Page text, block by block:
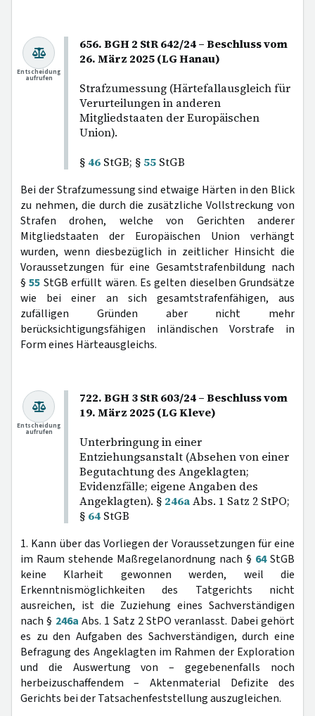
656. BGH 2 StR 642/24 – Beschluss vom
26. März 2025 (LG Hanau)
Strafzumessung (Härtefallausgleich für
Verurteilungen in anderen
Mitgliedstaaten der Europäischen
Union).
§ 46 StGB; § 55 StGB
Entscheidung
aufrufen
Bei der Strafzumessung sind etwaige Härten in den Blick
zu nehmen, die durch die zusätzliche Vollstreckung von
Strafen drohen, welche von Gerichten anderer
Mitgliedstaaten der Europäischen Union verhängt
wurden, wenn diesbezüglich in zeitlicher Hinsicht die
Voraussetzungen für eine Gesamtstrafenbildung nach
§55 StGB erfüllt wären. Es gelten dieselben Grundsätze
wie bei einer an sich gesamtstrafenfähigen, aus
zufälligen Gründen aber nicht mehr
berücksichtigungsfähigen inländischen Vorstrafe in
Form eines Härteausgleichs.
722. BGH 3 StR 603/24 – Beschluss vom
19. März 2025 (LG Kleve)
Unterbringung in einer
Entziehungsanstalt (Absehen von einer
Begutachtung des Angeklagten;
Evidenzfälle; eigene Angaben des
Angeklagten). § 246aAbs. 1 Satz 2 StPO;
§ 64 StGB
Entscheidung
aufrufen
1. Kann über das Vorliegen der Voraussetzungen für eine
im Raum stehende Maßregelanordnung nach § 64StGB
keine Klarheit gewonnen werden, weil die
Erkenntnismöglichkeiten des Tatgerichts nicht
ausreichen, ist die Zuziehung eines Sachverständigen
nach § 246a Abs. 1 Satz 2 StPO veranlasst. Dabei gehört
es zu den Aufgaben des Sachverständigen, durch eine
Befragung des Angeklagten im Rahmen der Exploration
und die Auswertung von – gegebenenfalls noch
herbeizuschaffendem – Aktenmaterial Defizite des
Gerichts bei der Tatsachenfeststellung auszugleichen.